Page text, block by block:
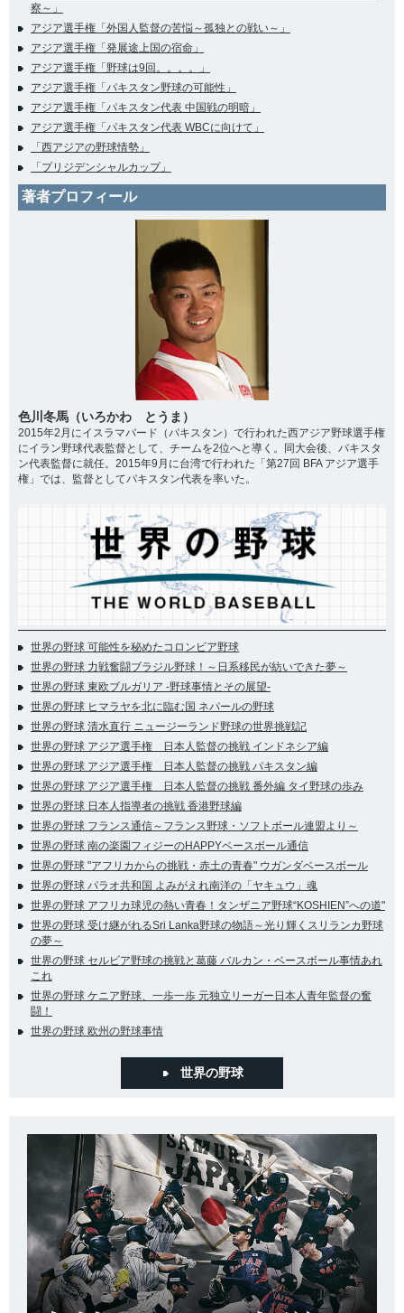
察～」
アジア選手権「外国人監督の苦悩～孤独との戦い～」
アジア選手権「発展途上国の宿命」
アジア選手権「野球は9回。。。。」
アジア選手権「パキスタン野球の可能性」
アジア選手権「パキスタン代表 中国戦の明暗」
アジア選手権「パキスタン代表 WBCに向けて」
「西アジアの野球情勢」
「プリジデンシャルカップ」
著者プロフィール
色川冬馬（いろかわ とうま）
2015年2月にイスラマバード（パキスタン）で行われた西アジア野球選手権
にイラン野球代表監督として、チームを2位へと導く。同大会後、パキスタ
ン代表監督に就任。2015年9月に台湾で行われた「第27回 BFA アジア選手
権」では、監督としてパキスタン代表を率いた。
世界の野球 可能性を秘めたコロンビア野球
世界の野球 力戦奮闘ブラジル野球！～日系移民が紡いできた夢～
世界の野球 東欧ブルガリア -野球事情とその展望-
世界の野球 ヒマラヤを北に臨む国 ネパールの野球
世界の野球 清水直行 ニュージーランド野球の世界挑戦記
世界の野球 アジア選手権 日本人監督の挑戦 インドネシア編
世界の野球 アジア選手権 日本人監督の挑戦 パキスタン編
世界の野球 アジア選手権 日本人監督の挑戦 番外編 タイ野球の歩み
世界の野球 日本人指導者の挑戦 香港野球編
世界の野球 フランス通信～フランス野球・ソフトボール連盟より～
世界の野球 南の楽園フィジーのHAPPYベースボール通信
世界の野球 "アフリカからの挑戦・赤土の青春" ウガンダベースボール
世界の野球 パラオ共和国 よみがえれ南洋の「ヤキュウ」魂
世界の野球 アフリカ球児の熱い青春！タンザニア野球“KOSHIEN”への道"
世界の野球 受け継がれるSri Lanka野球の物語～光り輝くスリランカ野球
の夢～
世界の野球 セルビア野球の挑戦と葛藤 バルカン・ベースボール事情あれ
これ
世界の野球 ケニア野球、一歩一歩 元独立リーガー日本人青年監督の奮
闘！
世界の野球 欧州の野球事情
世界の野球